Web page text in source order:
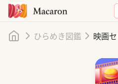
ホームひらめき図鑑